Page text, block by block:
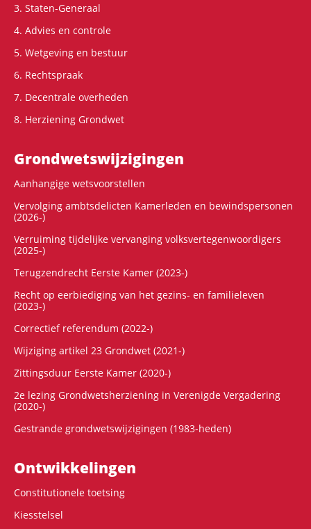
3. Staten-Generaal
4. Advies en controle
5. Wetgeving en bestuur
6. Rechtspraak
7. Decentrale overheden
8. Herziening Grondwet
Grondwets­wijzigingen
Aanhangige wetsvoorstellen
Vervolging ambtsdelicten Kamerleden en bewindspersonen
(2026-)
Verruiming tijdelijke vervanging volksvertegenwoordigers
(2025-)
Terugzendrecht Eerste Kamer (2023-)
Recht op eerbiediging van het gezins- en familieleven
(2023-)
Correctief referendum (2022-)
Wijziging artikel 23 Grondwet (2021-)
Zittingsduur Eerste Kamer (2020-)
2e lezing Grondwetsherziening in Verenigde Vergadering
(2020-)
Gestrande grondwetswijzigingen (1983-heden)
Ontwikke­lingen
Constitutionele toetsing
Kiesstelsel